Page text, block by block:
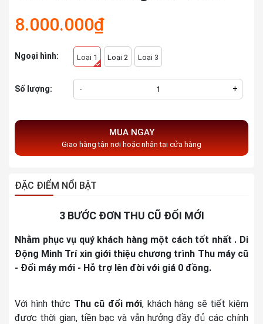
8.000.000₫
Ngoại hình: Loại 1 Loại 2 Loại 3
Số lượng: - +
MUA NGAY
Giao hàng tận nơi hoặc nhận tại cửa hàng
ĐẶC ĐIỂM NỔI BẬT
3 BƯỚC ĐƠN THU CŨ ĐỔI MỚI
Nhằm phục vụ quý khách hàng một cách tốt nhất . Di
Động Minh Trí xin giới thiệu chương trình Thu máy cũ
- Đổi máy mới - Hỗ trợ lên đời với giá 0 đồng.
Với hình thức Thu cũ đổi mới, khách hàng sẽ tiết kiệm
được thời gian, tiền bạc và vẫn hưởng đầy đủ các chính